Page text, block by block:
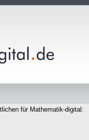
für Mathematik-digital: